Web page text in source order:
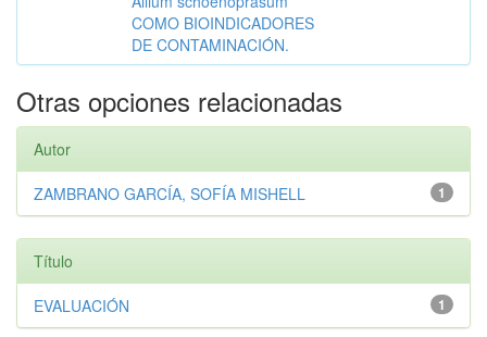
COMO BIOINDICADORES
DE CONTAMINACIÓN.
Otras opciones relacionadas
Autor
1
ZAMBRANO GARCÍA, SOFÍA MISHELL
Título
1
EVALUACIÓN